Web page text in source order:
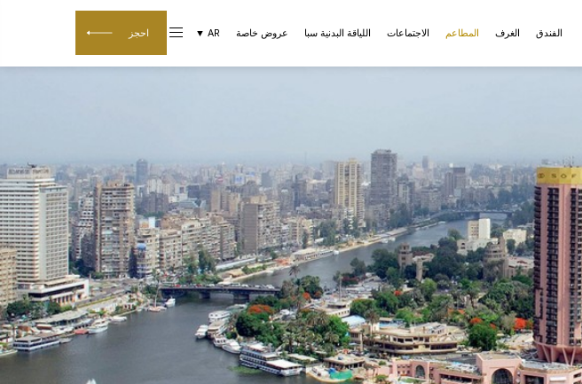
احجز الفندق الغرف المطاعم الاجتماعات اللياقة البدنية سبا عروض خاصة AR ▼